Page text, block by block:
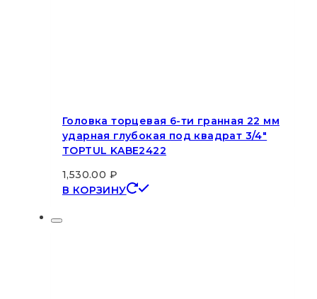
Головка торцевая 6-ти гранная 22 мм
ударная глубокая под квадрат 3/4″
TOPTUL KABE2422
1,530.00 ₽
В КОРЗИНУ